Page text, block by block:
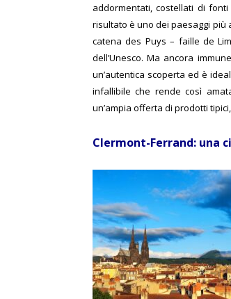
addormentati, costellati di fonti
risultato è uno dei paesaggi più
catena des Puys – faille de
dell’Unesco. Ma ancora
un’autentica scoperta ed è
infallibile che rende così
un’ampia offerta di prodotti
Clermont-Ferrand: una